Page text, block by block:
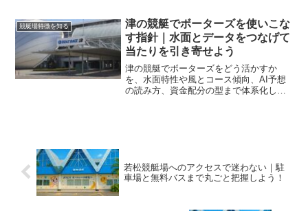
てられます。
競艇場特徴を知る
津の競艇でボーターズを使いこな
す指針｜水面とデータをつなげて
当たりを引き寄せよう
津の競艇でボーターズをどう活かすか
を、水面特性や風とコース傾向、AI予想
の読み方、資金配分の型まで体系化しま
若松競艇場へのアクセスで迷わない｜駐
車場と無料バスまで丸ごと把握しよう！